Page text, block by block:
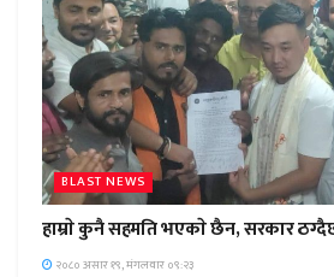
BLAST NEWS
हाम्राे कुनै सहमति भएकाे छैन, सरकार
२०८० असार १९, मंगलवार ०९:२३